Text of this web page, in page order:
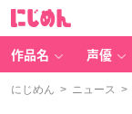
作品名 声優
にじめん > ニュース >